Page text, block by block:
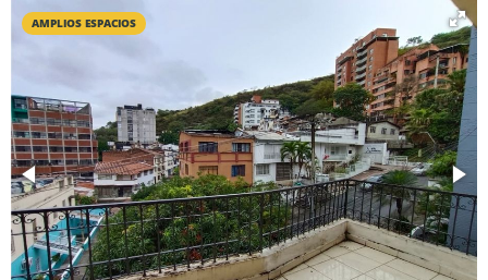
AMPLIOS ESPACIOS